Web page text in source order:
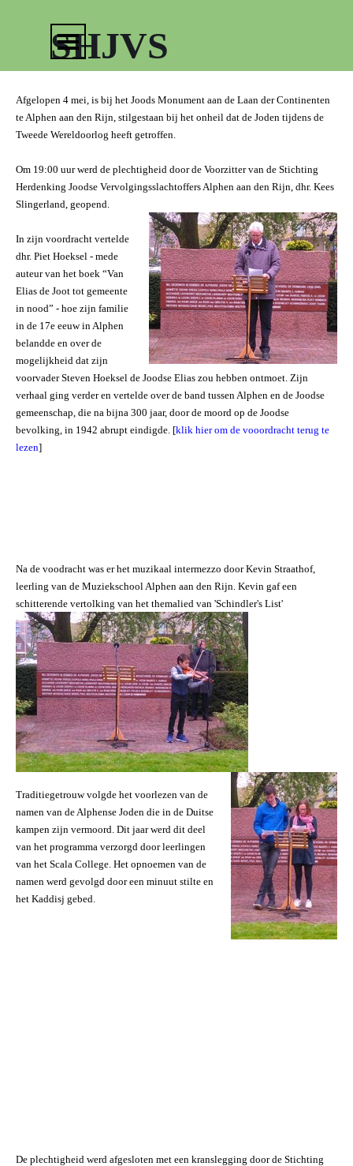
SHJVS
Afgelopen 4 mei, is bij het Joods Monument aan de Laan der Continenten
te Alphen aan den Rijn, stilgestaan bij het onheil dat de Joden tijdens de
Tweede Wereldoorlog heeft getroffen.
Om 19:00 uur werd de plechtigheid door de Voorzitter van de Stichting
Herdenking Joodse Vervolgingsslachtoffers Alphen aan den Rijn, dhr. Kees
Slingerland, geopend.
In zijn voordracht vertelde
dhr. Piet Hoeksel - mede
auteur van het boek “Van
Elias de Joot tot gemeente
in nood” - hoe zijn familie
in de 17e eeuw in Alphen
belandde en over de
mogelijkheid dat zijn
voorvader Steven Hoeksel de Joodse Elias zou hebben ontmoet. Zijn
verhaal ging verder en vertelde over de band tussen Alphen en de Joodse
gemeenschap, die na bijna 300 jaar, door de moord op de Joodse
bevolking, in 1942 abrupt eindigde. [klik hier om de vooordracht terug te
lezen]
Na de voodracht was er het muzikaal intermezzo door Kevin Straathof,
leerling van de Muziekschool Alphen aan den Rijn. Kevin gaf een
schitterende vertolking van het themalied van 'Schindler's List'
Traditiegetrouw volgde het voorlezen van de
namen van de Alphense Joden die in de Duitse
kampen zijn vermoord. Dit jaar werd dit deel
van het programma verzorgd door leerlingen
van het Scala College. Het opnoemen van de
namen werd gevolgd door een minuut stilte en
het Kaddisj gebed.
De plechtigheid werd afgesloten met een kranslegging door de Stichting